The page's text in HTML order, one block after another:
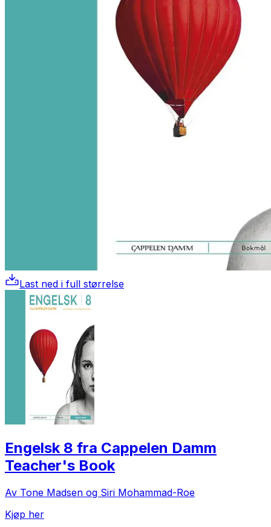
Last ned i full størrelse
Engelsk 8 fra Cappelen Damm
Teacher's Book
Av Tone Madsen og Siri Mohammad-Roe
Kjøp her